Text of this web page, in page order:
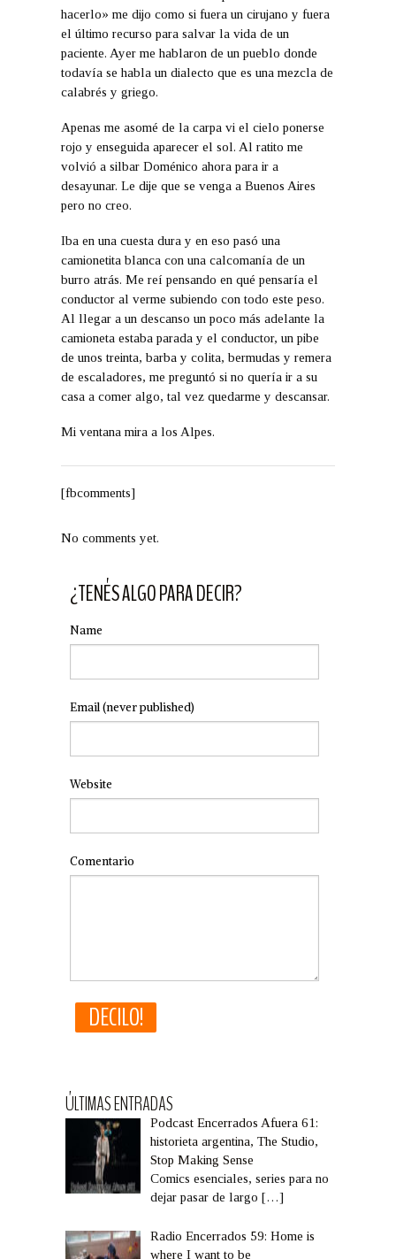
hacerlo» me dijo como si fuera un cirujano y fuera
el último recurso para salvar la vida de un
paciente. Ayer me hablaron de un pueblo donde
todavía se habla un dialecto que es una mezcla de
calabrés y griego.
Apenas me asomé de la carpa vi el cielo ponerse
rojo y enseguida aparecer el sol. Al ratito me
volvió a silbar Doménico ahora para ir a
desayunar. Le dije que se venga a Buenos Aires
pero no creo.
Iba en una cuesta dura y en eso pasó una
camionetita blanca con una calcomanía de un
burro atrás. Me reí pensando en qué pensaría el
conductor al verme subiendo con todo este peso.
Al llegar a un descanso un poco más adelante la
camioneta estaba parada y el conductor, un pibe
de unos treinta, barba y colita, bermudas y remera
de escaladores, me preguntó si no quería ir a su
casa a comer algo, tal vez quedarme y descansar.
Mi ventana mira a los Alpes.
[fbcomments]
No comments yet.
¿TENÉS ALGO PARA DECIR?
Name
Email(never published)
Website
Comentario
ÚLTIMAS ENTRADAS
Podcast Encerrados Afuera 61:
historieta argentina, The Studio,
Stop Making Sense
Comics esenciales, series para no
dejar pasar de largo[…]
Radio Encerrados 59: Home is
where I want to be